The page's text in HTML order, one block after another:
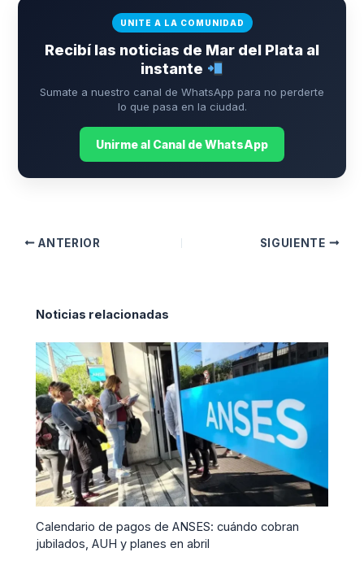
UNITE A LA COMUNIDAD
Recibí las noticias de Mar del Plata al
instante
Sumate a nuestro canal de WhatsApp para no perderte
lo que pasa en la ciudad.
Unirme al Canal de WhatsApp
ANTERIOR SIGUIENTE
Noticias relacionadas
Calendario de pagos de ANSES: cuándo cobran
jubilados, AUH y planes en abril